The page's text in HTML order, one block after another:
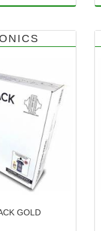
GOLD